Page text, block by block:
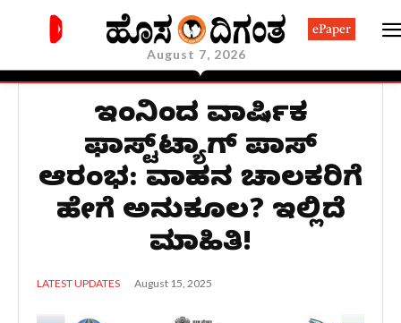
August 7, 2026
ePaper
ಇಂದಿನಿಂದ ವಾರ್ಷಿಕ
ಫಾಸ್ಟ್‌ಟ್ಯಾಗ್ ಪಾಸ್
ಆರಂಭ: ವಾಹನ ಚಾಲಕರಿಗೆ
ಹೇಗೆ ಅನುಕೂಲ? ಇಲ್ಲಿದೆ
ಮಾಹಿತಿ!
LATEST UPDATES August 15, 2025